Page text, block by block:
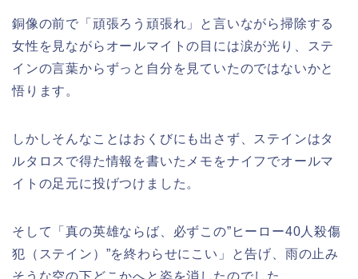
銅像の前で「頑張ろう頑張れ」と言いながら掃除する
女性を見ながらオールマイトの目には涙が光り、ステ
インの言葉からずっと自分を見ていたのではないかと
悟ります。
しかしそんなことはおくびにも出さず、ステインはタ
ルタロスで得た情報を書いたメモをナイフでオールマ
イトの足元に投げつけました。
そして「真の英雄ならば、必ずこの”ヒーロー40人殺傷
犯（ステイン）”を終わらせにこい」と告げ、雨の止み
そうな空の下どこかへと姿を消したのでした。